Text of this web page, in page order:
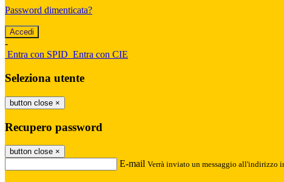
Password dimenticata?
-
Entra con SPID Entra con CIE
Seleziona utente
button close ×
Recupero password
button close ×
E-mail Verrà inviato un messaggio all'indirizzo